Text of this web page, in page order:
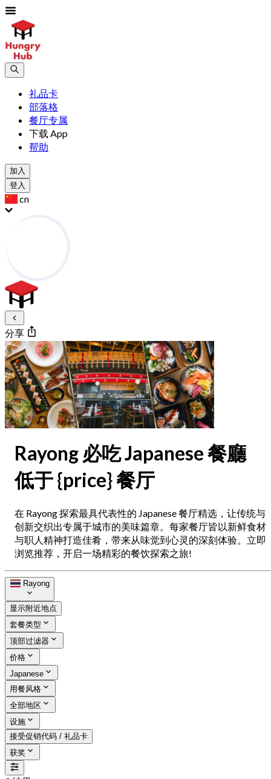
礼品卡
部落格
餐厅专属
下载 App
帮助
加入
登入
cn
分享
Rayong 必吃 Japanese 餐廳
低于 {price} 餐厅
在 Rayong 探索最具代表性的 Japanese 餐厅精选，让传统与
创新交织出专属于城市的美味篇章。每家餐厅皆以新鲜食材
与职人精神打造佳肴，带来从味觉到心灵的深刻体验。立即
浏览推荐，开启一场精彩的餐饮探索之旅!
Rayong
显示附近地点
套餐类型
顶部过滤器
价格
Japanese
用餐风格
全部地区
设施
接受促销代码 / 礼品卡
获奖